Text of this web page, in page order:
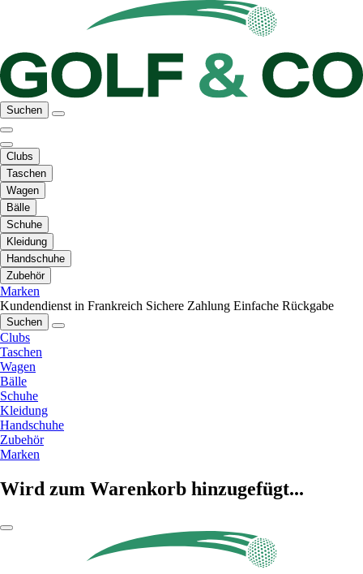
Suchen
Clubs
Taschen
Wagen
Bälle
Schuhe
Kleidung
Handschuhe
Zubehör
Marken
Kundendienst in Frankreich Sichere Zahlung Einfache Rückgabe
Suchen
Clubs
Taschen
Wagen
Bälle
Schuhe
Kleidung
Handschuhe
Zubehör
Marken
Wird zum Warenkorb hinzugefügt...